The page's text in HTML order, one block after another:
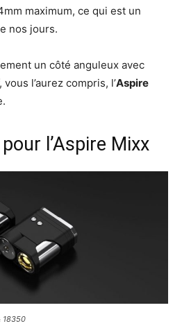
maximum, ce qui est un
nos jours.
un côté anguleux avec
l’aurez compris, l’Aspire
l’Aspire Mixx
18350